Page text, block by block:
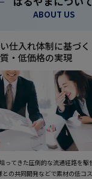
ABOUT US
仕入れ体制に基づく
・低価格の実現
ってきた圧倒的な流通経路を駆
の共同開発などで素材の低コ